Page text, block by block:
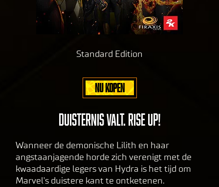
Standard Edition
NU KOPEN
DUISTERNIS VALT. RISE UP!
Wanneer de demonische Lilith en haar
angstaanjagende horde zich verenigt met de
kwaadaardige legers van Hydra is het tijd om
Marvel's duistere kant te ontketenen.